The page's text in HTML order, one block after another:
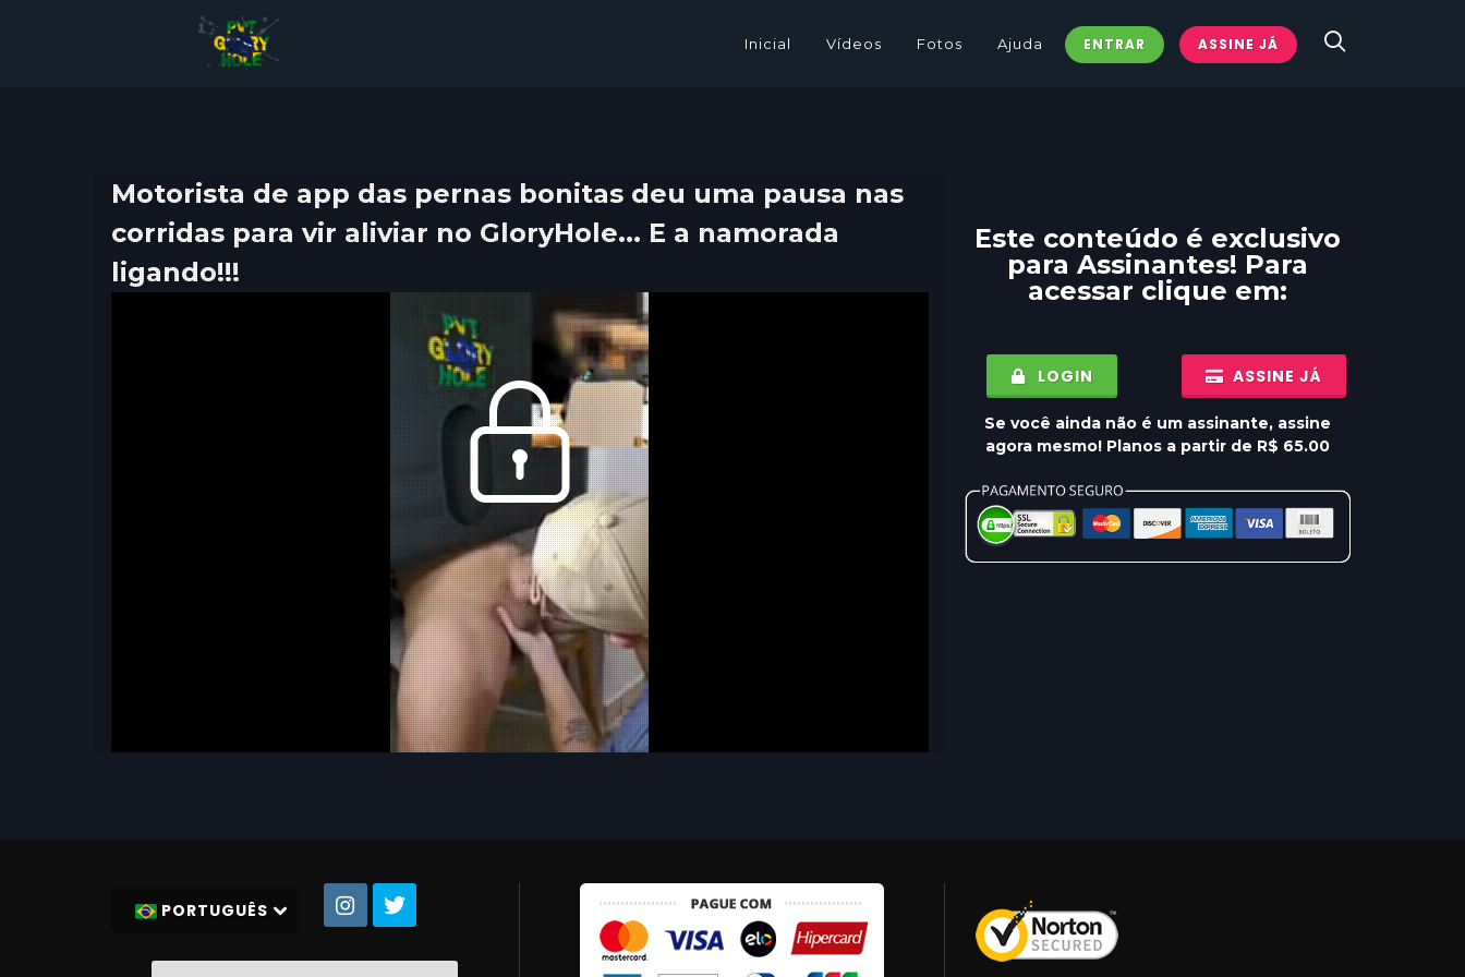
Inicial Vídeos Fotos Ajuda ENTRAR ASSINE JÁ
Motorista de app das pernas bonitas deu uma pausa nas
corridas para vir aliviar no GloryHole... E a namorada
ligando!!!
Este conteúdo é exclusivo
para Assinantes! Para
acessar clique em:
LOGIN ASSINE JÁ
Se você ainda não é um assinante, assine
agora mesmo! Planos a partir de R$ 65.00
PORTUGUÊS